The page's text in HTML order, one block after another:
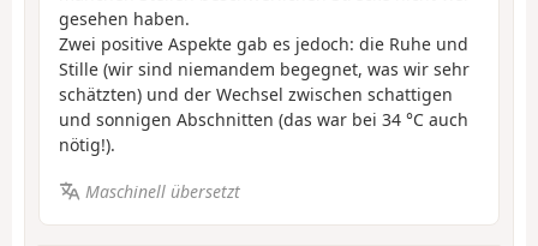
gesehen haben.
Zwei positive Aspekte gab es jedoch: die Ruhe und
Stille (wir sind niemandem begegnet, was wir sehr
schätzten) und der Wechsel zwischen schattigen
und sonnigen Abschnitten (das war bei 34 °C auch
nötig!).
Maschinell übersetzt